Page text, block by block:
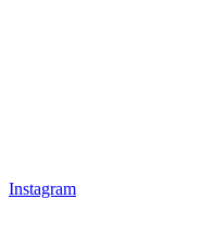
Instagram